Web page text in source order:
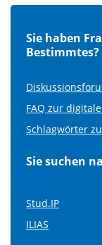
Sie haben
Bestimmtes?
FAQ zur
Schlagwörter
Sie suchen
Stud.IP
ILIAS